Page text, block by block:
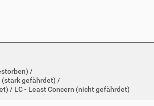
/
(stark gefährdet) /
/ LC - Least Concern (nicht gefährdet)